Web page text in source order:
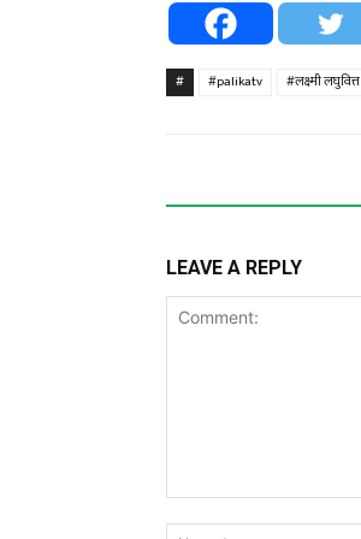
# #palikatv #लक्ष्मी लघुवित्त
LEAVE A REPLY